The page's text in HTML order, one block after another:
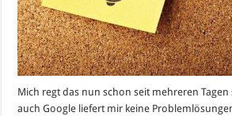
Mich regt das nun schon seit mehreren
auch Google liefert mir keine